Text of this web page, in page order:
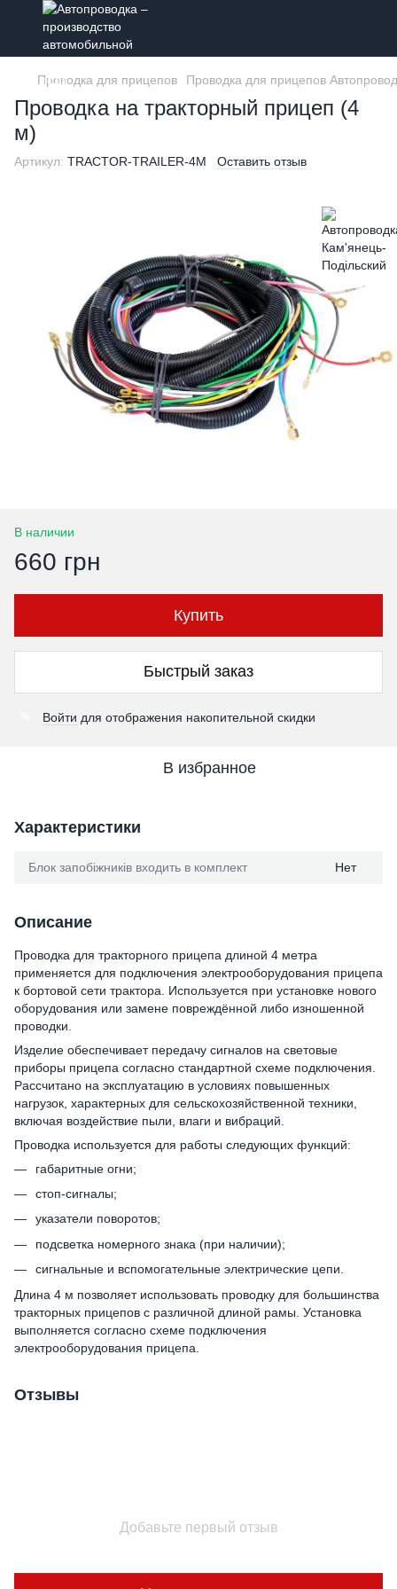
Проводка для прицепов Проводка для прицепов
Проводка на тракторный прицеп (4
м)
Артикул: TRACTOR-TRAILER-4M Оставить отзыв
В наличии
660 грн
Купить
Быстрый заказ
Войти для отображения накопительной скидки
В избранное
Характеристики
Блок запобіжників входить в комплект Нет
Описание
Проводка для тракторного прицепа длиной 4 метра
применяется для подключения электрооборудования прицепа
к бортовой сети трактора. Используется при установке нового
оборудования или замене повреждённой либо изношенной
проводки.
Изделие обеспечивает передачу сигналов на световые
приборы прицепа согласно стандартной схеме подключения.
Рассчитано на эксплуатацию в условиях повышенных
нагрузок, характерных для сельскохозяйственной техники,
включая воздействие пыли, влаги и вибраций.
Проводка используется для работы следующих функций:
габаритные огни;
стоп-сигналы;
указатели поворотов;
подсветка номерного знака (при наличии);
сигнальные и вспомогательные электрические цепи.
Длина 4 м позволяет использовать проводку для большинства
тракторных прицепов с различной длиной рамы. Установка
выполняется согласно схеме подключения
электрооборудования прицепа.
Отзывы
Добавьте первый отзыв